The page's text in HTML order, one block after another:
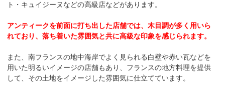
ト・キュイジーヌなどの高級店などがあります。
アンティークを前面に打ち出した店舗では、木目調が多く用いら
れており、落ち着いた雰囲気と共に高級な印象を感じられます。
また、南フランスの地中海岸でよく見られる白壁や赤い瓦などを
用いた明るいイメージの店舗もあり、フランスの地方料理を提供
して、その土地をイメージした雰囲気に仕立てています。